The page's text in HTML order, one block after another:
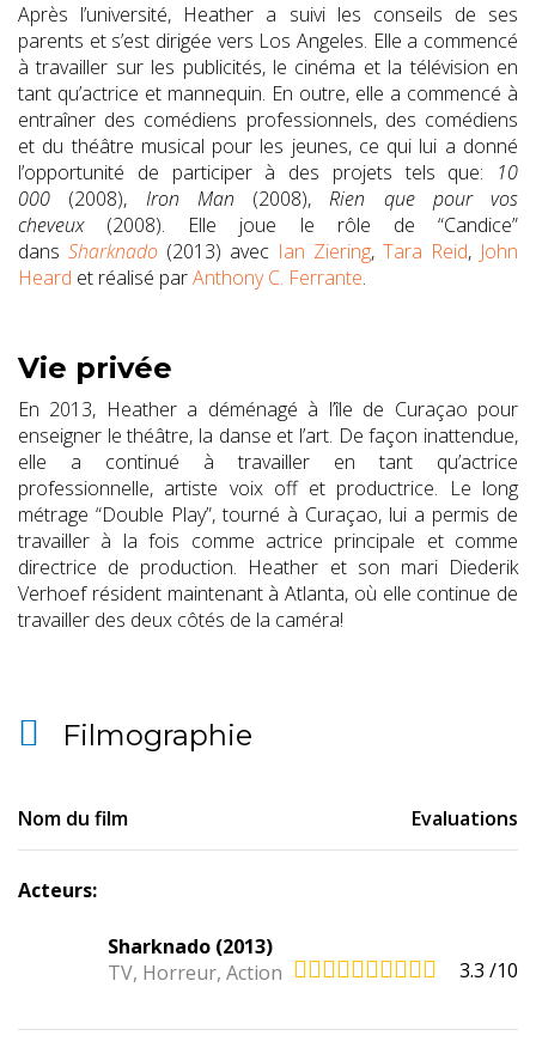
Après l’université, Heather a suivi les conseils de ses
parents et s’est dirigée vers Los Angeles. Elle a commencé
à travailler sur les publicités, le cinéma et la télévision en
tant qu’actrice et mannequin. En outre, elle a commencé à
entraîner des comédiens professionnels, des comédiens
et du théâtre musical pour les jeunes, ce qui lui a donné
l’opportunité de participer à des projets tels que: 10
000 (2008), Iron Man (2008),Rien que pour vos
cheveux(2008). Elle joue le rôle de “Candice”
dans Sharknado (2013) avec Ian Ziering, Tara Reid, John
Heard et réalisé parAnthony C. Ferrante.
Vie privée
En 2013, Heather a déménagé à l’île de Curaçao pour
enseigner le théâtre, la danse et l’art. De façon inattendue,
elle a continué à travailler en tant qu’actrice
professionnelle, artiste voix off et productrice. Le long
métrage “Double Play”, tourné à Curaçao, lui a permis de
travailler à la fois comme actrice principale et comme
directrice de production. Heather et son mari Diederik
Verhoef résident maintenant à Atlanta, où elle continue de
travailler des deux côtés de la caméra!
Filmographie
Nom du film Evaluations
Acteurs:
Sharknado (2013)
TV, Horreur, Action
3.3 /10